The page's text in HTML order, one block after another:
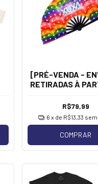
[PRÉ-VENDA -
RETIRADAS À
[Leque]
R$79,99
6 x de R$13,33
COMPRAR